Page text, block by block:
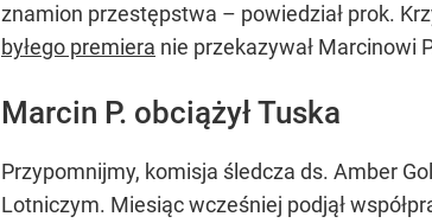
znamion przestępstwa – powiedział prok.
byłego premiera nie przekazywał Marcinowi
Marcin P. obciążył Tuska
Przypomnijmy, komisja śledcza ds. Amber
Lotniczym. Miesiąc wcześniej podjął